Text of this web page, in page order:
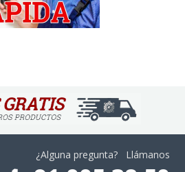
¿Alguna pregunta? Llámanos